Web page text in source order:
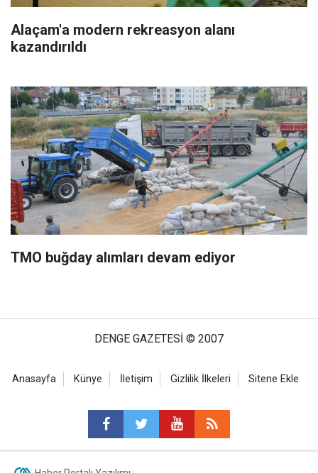
Alaçam'a modern rekreasyon alanı
kazandırıldı
TMO buğday alımları devam ediyor
DENGE GAZETESİ © 2007
Anasayfa Künye İletişim Gizlilik İlkeleri Sitene Ekle